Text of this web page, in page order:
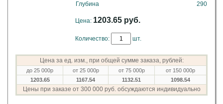
Глубина
290
Цена: 1203.65 руб.
Количество: шт.
Цена за ед. изм., при общей сумме заказа, рублей:
до 25 000р от 25 000р от 75 000р
от 150 000р
1203.65
1167.54 1132.51 1098.54
Цены при заказе от 300 000 руб. обсуждаются индивидуально